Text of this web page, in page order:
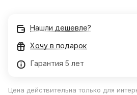
Нашли дешевле?
Хочу в подарок
Гарантия 5 лет
Цена действительна только для